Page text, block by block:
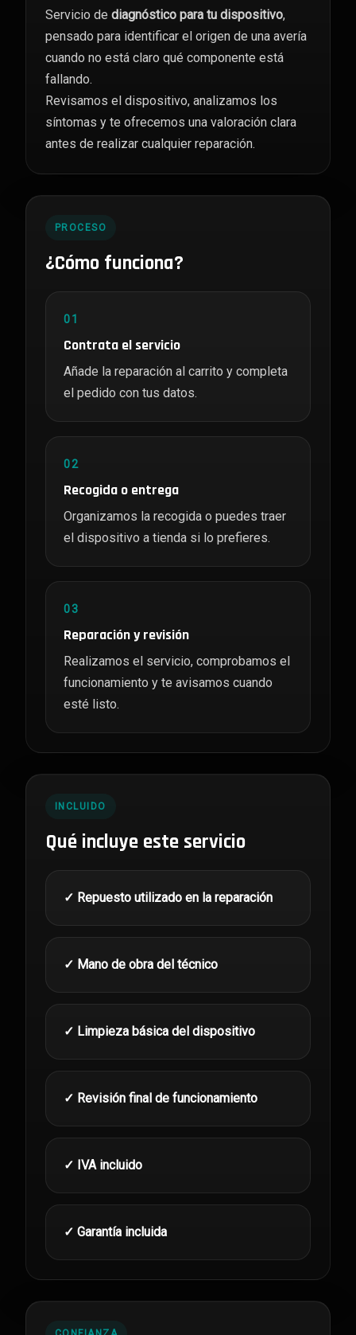
Servicio de diagnóstico para tu dispositivo,
pensado para identificar el origen de una avería
cuando no está claro qué componente está
fallando.
Revisamos el dispositivo, analizamos los
síntomas y te ofrecemos una valoración clara
antes de realizar cualquier reparación.
PROCESO
¿Cómo funciona?
01
Contrata el servicio
Añade la reparación al carrito y completa
el pedido con tus datos.
02
Recogida o entrega
Organizamos la recogida o puedes traer
el dispositivo a tienda si lo prefieres.
03
Reparación y revisión
Realizamos el servicio, comprobamos el
funcionamiento y te avisamos cuando
esté listo.
INCLUIDO
Qué incluye este servicio
✓ Repuesto utilizado en la reparación
✓ Mano de obra del técnico
✓ Limpieza básica del dispositivo
✓ Revisión final de funcionamiento
✓ IVA incluido
✓ Garantía incluida